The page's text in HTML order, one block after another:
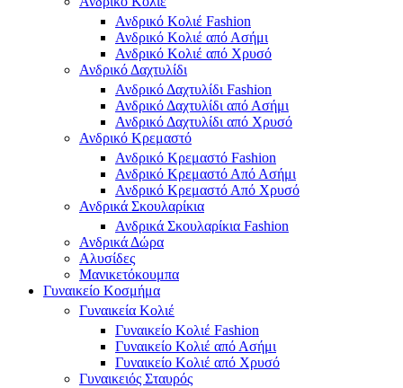
Ανδρικό Κολιέ Fashion
Ανδρικό Κολιέ από Ασήμι
Ανδρικό Κολιέ από Χρυσό
Ανδρικό Δαχτυλίδι
Ανδρικό Δαχτυλίδι Fashion
Ανδρικό Δαχτυλίδι από Ασήμι
Ανδρικό Δαχτυλίδι από Χρυσό
Ανδρικό Κρεμαστό
Ανδρικό Κρεμαστό Fashion
Ανδρικό Κρεμαστό Από Ασήμι
Ανδρικό Κρεμαστό Από Χρυσό
Ανδρικά Σκουλαρίκια
Ανδρικά Σκουλαρίκια Fashion
Ανδρικά Δώρα
Αλυσίδες
Μανικετόκουμπα
Γυναικείο Κοσμήμα
Γυναικεία Κολιέ
Γυναικείο Κολιέ Fashion
Γυναικείο Κολιέ από Ασήμι
Γυναικείο Κολιέ από Χρυσό
Γυναικειός Σταυρός